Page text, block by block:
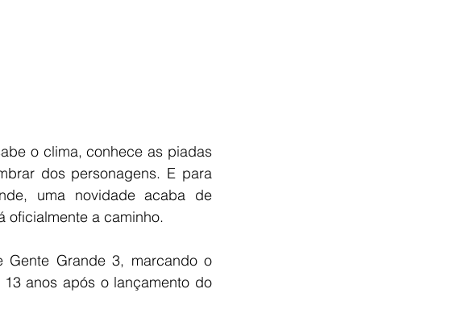
o clima, conhece as piadas
dos personagens. E para
uma novidade acaba de
oficialmente a caminho.
Gente Grande 3, marcando o
anos após o lançamento do